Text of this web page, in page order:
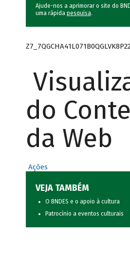
Ajude-nos a aprimorar o site do
uma rápida pesquisa.
do
da Web
Ações
VEJA TAMBÉM
O BNDES e o apoio à cultura
Patrocínio a eventos culturais